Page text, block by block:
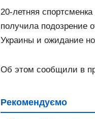
20-летняя
получила подозрение
Украины и ожидание
Об этом сообщили в
Рекомендуємо